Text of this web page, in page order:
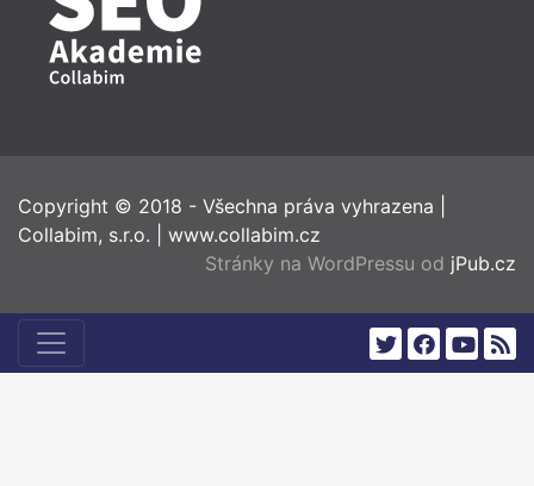
Copyright © 2018 - Všechna práva vyhrazena
Collabim, s.r.o.
www.collabim.cz
Stránky na WordPressu od jPub.cz
twitterfacebook
youtube
rss